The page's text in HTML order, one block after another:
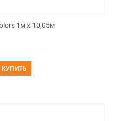
1м х 10,05м
КУПИТЬ